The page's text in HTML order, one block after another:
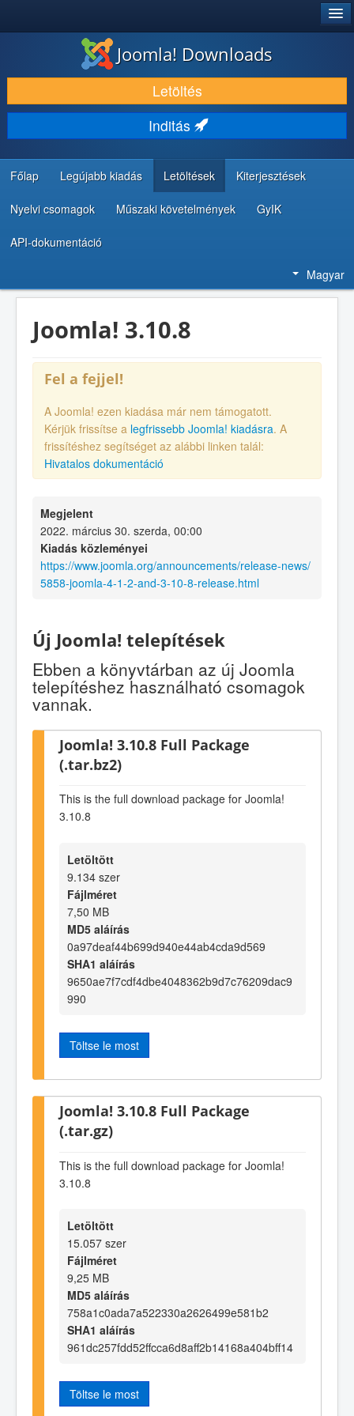
LETÖLTÉS ÉS KITERJESZTÉS
FEDEZZE FEL ÉS TANULJA MEG
KÖZÖSSÉG ÉS TÁMOGATÁS
FEJLESZTŐI ERŐFORRÁSOK
Joomla! Downloads
Letöltés
Inditás
Főlap Legújabb kiadás Letöltések Kiterjesztések
Nyelvi csomagok Műszaki követelmények GyIK
API-dokumentáció
Magyar
Joomla! 3.10.8
Fel a fejjel!
A Joomla! ezen kiadása már nem támogatott.
Kérjük frissítse a legfrissebb Joomla! kiadásra. A
frissítéshez segítséget az alábbi linken talál:
Hivatalos dokumentáció
Megjelent
2022. március 30. szerda, 00:00
Kiadás közleményei
https://www.joomla.org/announcements/release-news/
5858-joomla-4-1-2-and-3-10-8-release.html
Új Joomla! telepítések
Ebben a könyvtárban az új Joomla
telepítéshez használható csomagok
vannak.
Joomla! 3.10.8 Full Package
(.tar.bz2)
This is the full download package for Joomla!
3.10.8
Letöltött
9.134 szer
Fájlméret
7,50 MB
MD5 aláírás
0a97deaf44b699d940e44ab4cda9d569
SHA1 aláírás
9650ae7f7cdf4dbe4048362b9d7c76209dac9
990
Töltse le most
Joomla! 3.10.8 Full Package
(.tar.gz)
This is the full download package for Joomla!
3.10.8
Letöltött
15.057 szer
Fájlméret
9,25 MB
MD5 aláírás
758a1c0ada7a522330a2626499e581b2
SHA1 aláírás
961dc257fdd52ffcca6d8aff2b14168a404bff14
Töltse le most